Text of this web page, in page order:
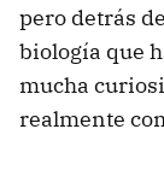
pero detrás
biología que
mucha
realmente